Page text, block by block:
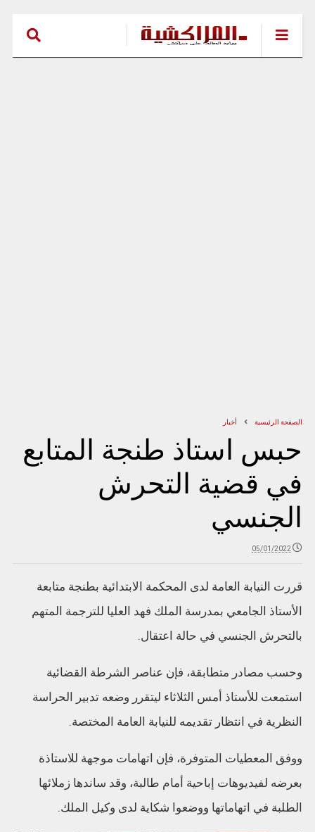
الصفحة الرئيسية أخبار
حبس استاذ طنجة المتابع
في قضية التحرش
الجنسي
05/01/2022
قررت النيابة العامة لدى المحكمة الابتدائية بطنجة متابعة
الأستاذ الجامعي بمدرسة الملك فهد العليا للترجمة المتهم
بالتحرش الجنسي في حالة اعتقال.
وحسب مصادر متطابقة، فإن عناصر الشرطة القضائية
استمعت للأستاذ أمس الثلاثاء ليتقرر وضعه تدبير الحراسة
النظرية في انتظار تقديمه للنيابة العامة المختصة.
ووفق المعطيات المتوفرة، فإن اتهامات موجهة للاستاذة
بعرضه لفيديوهات إباحية أمام طالبة، وقد ساندها زملائها
الطلبة في اتهاماتها ووضعوا شكاية لدى وكيل الملك.